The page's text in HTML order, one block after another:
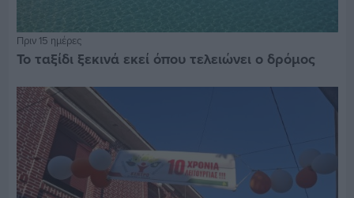
Πριν 15 ημέρες
Το ταξίδι ξεκινά εκεί όπου τελειώνει ο δρόμος